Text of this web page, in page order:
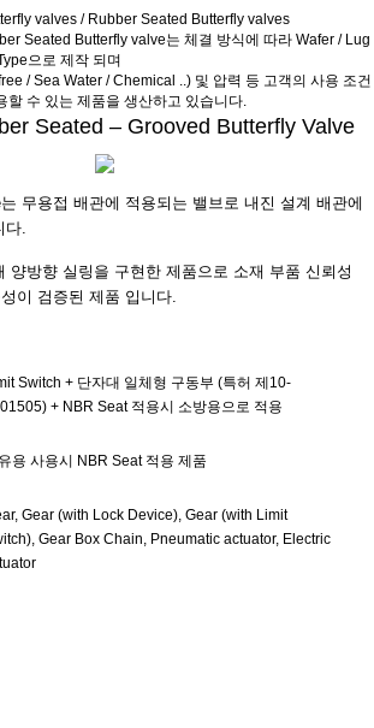
valves / Rubber Seated Butterfly valves
Seated Butterfly valve는 체결 방식에 따라 Wafer / Lug
으로 제작 되며
/ Sea Water / Chemical ..) 및 압력 등 고객의 사용 조건
할 수 있는 제품을 생산하고 있습니다.
Seated – Grooved Butterfly Valve
무용접 배관에 적용되는 밸브로 내진 설계 배관에
다.
양방향 실링을 구현한 제품으로 소재 부품 신뢰성
이 검증된 제품 입니다.
Switch + 단자대 일체형 구동부 (특허 제10-
+ NBR Seat 적용시 소방용으로 적용
용 사용시 NBR Seat 적용 제품
Gear (with Lock Device), Gear (with Limit
Gear Box Chain, Pneumatic actuator, Electric